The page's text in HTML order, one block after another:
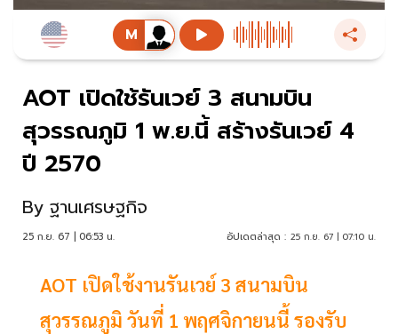
AOT เปิดใช้รันเวย์ 3 สนามบิน
สุวรรณภูมิ 1 พ.ย.นี้ สร้างรันเวย์ 4
ปี 2570
By ฐานเศรษฐกิจ
25 ก.ย. 67 | 06:53 น. อัปเดตล่าสุด : 25 ก.ย. 67 | 07:10 น.
AOT เปิดใช้งานรันเวย์ 3 สนามบิน
สุวรรณภูมิ วันที่ 1 พฤศจิกายนนี้ รองรับ